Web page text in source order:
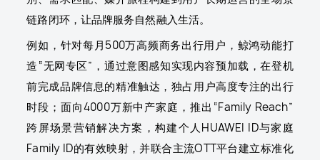
链路闭环，让品牌服务自然融入生活。
例如，针对每月500万高频商务出行用户，鲸鸿动能打
造“无网专区”，通过意图感知实现内容预加载，在登机
前完成品牌信息的精准触达，独占用户高度专注的出行
时段；面向4000万新中产家庭，推出“Family Reach”
跨屏场景营销解决方案，构建个人HUAWEI ID与家庭
Family ID的有效映射，并联合主流OTT平台建立标准化